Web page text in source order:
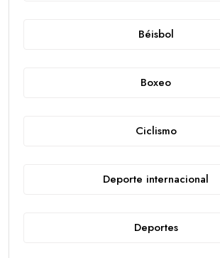
Béisbol
Boxeo
Ciclismo
Deporte internacional
Deportes